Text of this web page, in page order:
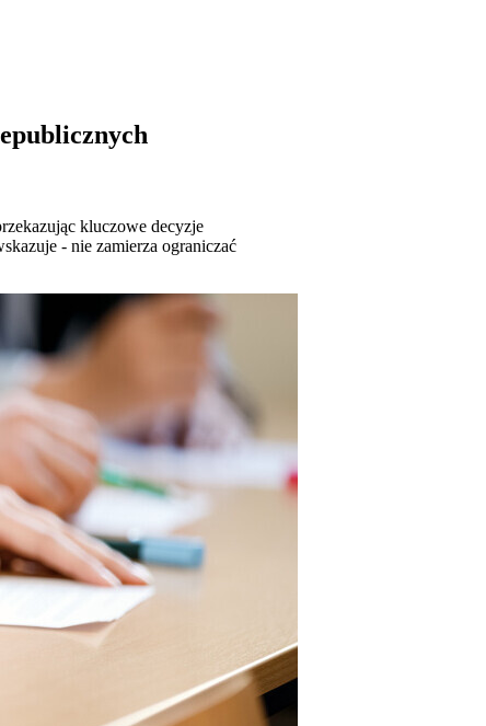
kluczowe decyzje
- nie zamierza ograniczać